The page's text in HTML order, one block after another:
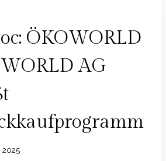
ÖKOWORLD
AG
2025